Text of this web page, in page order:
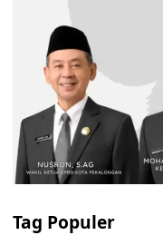
Tag Populer